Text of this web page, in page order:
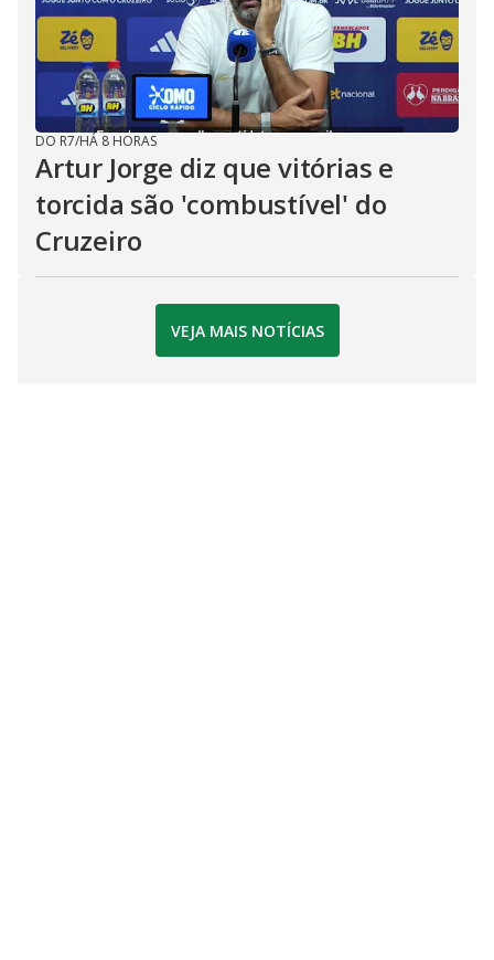
DO R7/HÁ 8 HORAS
Artur Jorge diz que vitórias e
torcida são 'combustível' do
Cruzeiro
VEJA MAIS NOTÍCIAS